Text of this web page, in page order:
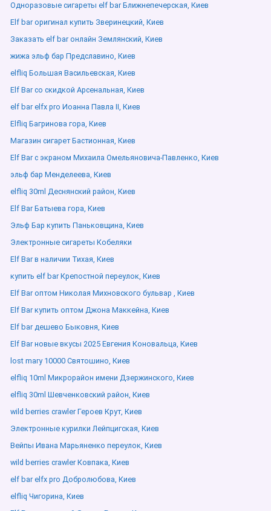
Одноразовые сигареты elf bar Ближнепечерская, Киев
Elf bar оригинал купить Зверинецкий, Киев
Заказать elf bar онлайн Землянский, Киев
жижа эльф бар Предславино, Киев
elfliq Большая Васильевская, Киев
Elf Bar со скидкой Арсенальная, Киев
elf bar elfx pro Иоанна Павла ІІ, Киев
Elfliq Багринова гора, Киев
Магазин сигарет Бастионная, Киев
Elf Bar с экраном Михаила Омельяновича-Павленко, Киев
эльф бар Менделеева, Киев
elfliq 30ml Деснянский район, Киев
Elf Bar Батыева гора, Киев
Эльф Бар купить Паньковщина, Киев
Электронные сигареты Кобеляки
Elf Bar в наличии Тихая, Киев
купить elf bar Крепостной переулок, Киев
Elf Bar оптом Николая Михновского бульвар , Киев
Elf Bar купить оптом Джона Маккейна, Киев
Elf bar дешево Быковня, Киев
Elf Bar новые вкусы 2025 Евгения Коновальца, Киев
lost mary 10000 Святошино, Киев
elfliq 10ml Микрорайон имени Дзержинского, Киев
elfliq 30ml Шевченковский район, Киев
wild berries crawler Героев Крут, Киев
Электронные курилки Лейпцигская, Киев
Вейпы Ивана Марьяненко переулок, Киев
wild berries crawler Ковпака, Киев
elf bar elfx pro Добролюбова, Киев
elfliq Чигорина, Киев